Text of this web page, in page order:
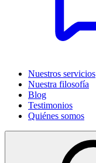
Nuestros servicios
Nuestra filosofía
Blog
Testimonios
Quiénes somos